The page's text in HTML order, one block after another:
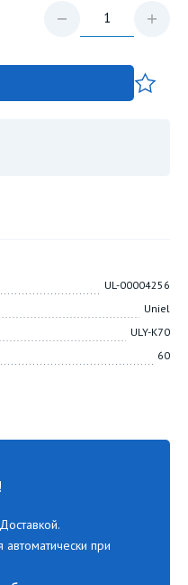
UL-00004256
Uniel
ULY-K70
60
автоматически при